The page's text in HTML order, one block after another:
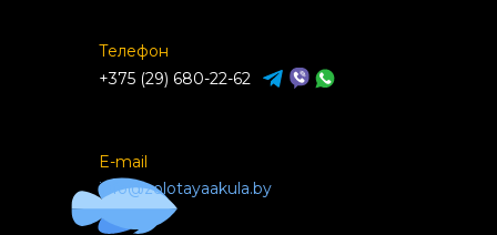
Телефон
+375 (29) 680-22-62
E-mail
info@zolotayaakula.by